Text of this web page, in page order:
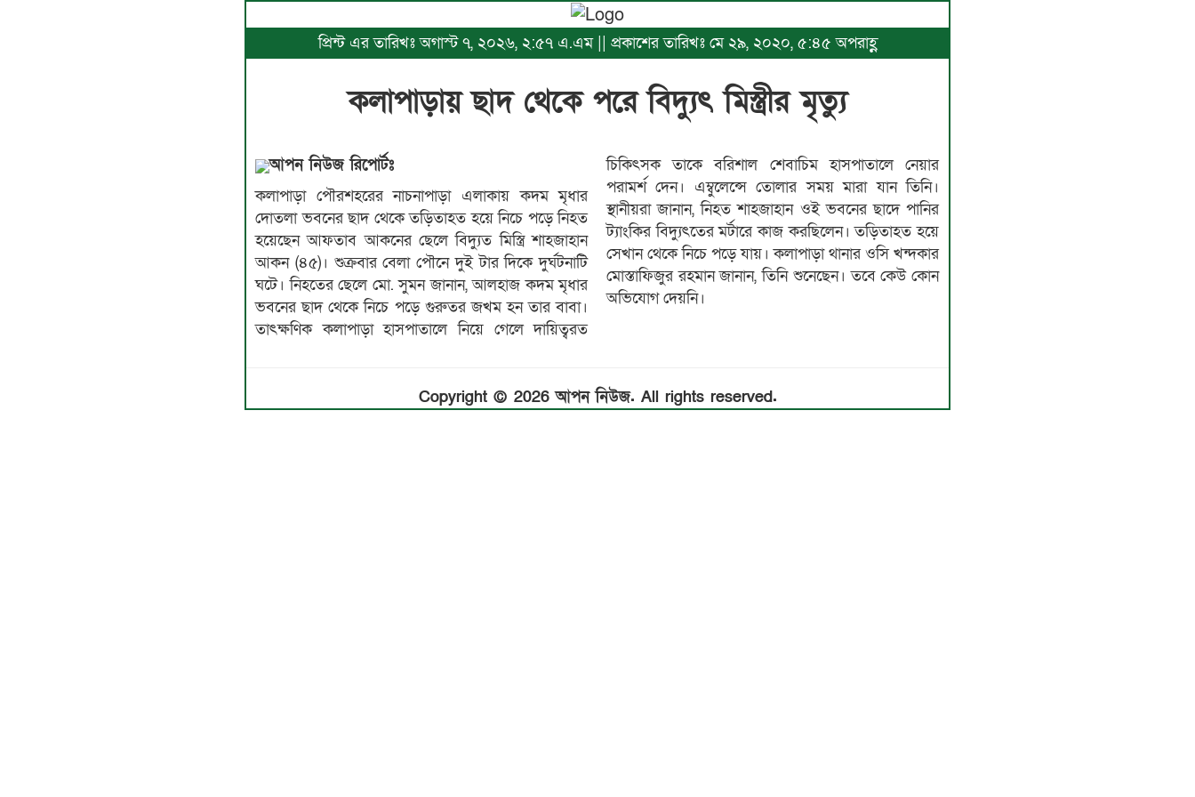
প্রিন্ট এর তারিখঃ অগাস্ট ৭, ২০২৬, ২:৫৭ এ.এম || প্রকাশের তারিখঃ মে ২৯, ২০২০, ৫:৪৫ অপরাহ্ণ
কলাপাড়ায় ছাদ থেকে পরে বিদ্যুৎ মিস্ত্রীর মৃত্যু
আপন নিউজ রিপোর্টঃ
কলাপাড়া পৌরশহরের নাচনাপাড়া এলাকায় কদম মৃধার
দোতলা ভবনের ছাদ থেকে তড়িতাহত হয়ে নিচে পড়ে নিহত
হয়েছেন আফতাব আকনের ছেলে বিদ্যুত মিস্ত্রি শাহজাহান
আকন (৪৫)। শুক্রবার বেলা পৌনে দুই টার দিকে দুর্ঘটনাটি
ঘটে। নিহতের ছেলে মো. সুমন জানান, আলহাজ কদম মৃধার
ভবনের ছাদ থেকে নিচে পড়ে গুরুতর জখম হন তার বাবা।
তাৎক্ষণিক কলাপাড়া হাসপাতালে নিয়ে গেলে দায়িত্বরত
চিকিৎসক তাকে বরিশাল শেবাচিম হাসপাতালে নেয়ার
পরামর্শ দেন। এম্বুলেন্সে তোলার সময় মারা যান তিনি।
স্থানীয়রা জানান, নিহত শাহজাহান ওই ভবনের ছাদে পানির
ট্যাংকির বিদ্যুৎতের মর্টারে কাজ করছিলেন। তড়িতাহত হয়ে
সেখান থেকে নিচে পড়ে যায়। কলাপাড়া থানার ওসি খন্দকার
মোস্তাফিজুর রহমান জানান, তিনি শুনেছেন। তবে কেউ কোন
অভিযোগ দেয়নি।
Copyright © 2026 আপন নিউজ. All rights reserved.